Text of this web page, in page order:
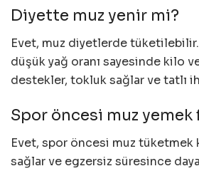
Diyette muz yenir mi?
Evet, muz diyetlerde tüketilebilir.
düşük yağ oranı sayesinde kilo
destekler, tokluk sağlar ve tatlı
Spor öncesi muz yemek
Evet, spor öncesi muz tüketmek
sağlar ve egzersiz süresince